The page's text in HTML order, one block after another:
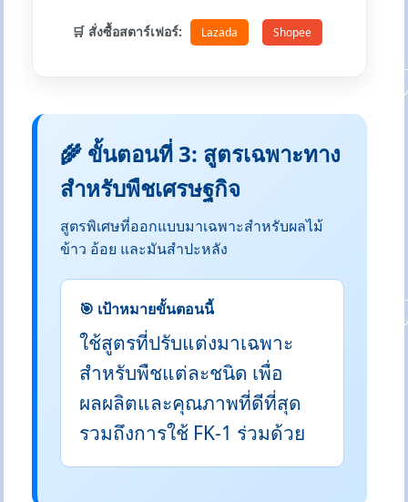
🛒 สั่งซื้อสตาร์เฟอร์: Lazada Shopee
🌾 ขั้นตอนที่ 3: สูตรเฉพาะทาง
สำหรับพืชเศรษฐกิจ
สูตรพิเศษที่ออกแบบมาเฉพาะสำหรับผลไม้
ข้าว อ้อย และมันสำปะหลัง
🎯 เป้าหมายขั้นตอนนี้
ใช้สูตรที่ปรับแต่งมาเฉพาะ
สำหรับพืชแต่ละชนิด เพื่อ
ผลผลิตและคุณภาพที่ดีที่สุด
รวมถึงการใช้ FK-1 ร่วมด้วย